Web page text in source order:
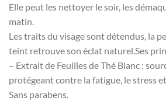
Elle peut les nettoyer le soir, les
matin.
Les traits du visage sont détendus, la
teint retrouve son éclat naturel.Ses
– Extrait de Feuilles de Thé Blanc :
protégeant contre la fatigue, le stress
Sans parabens.